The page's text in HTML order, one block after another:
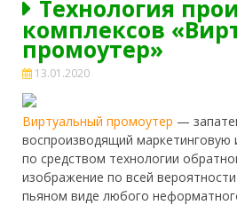
Технология
комплексов
промоутер»
13.01.2020
Виртуальный промоутер —
воспроизводящий
по средством технологии
изображение по всей
пьяном виде любого